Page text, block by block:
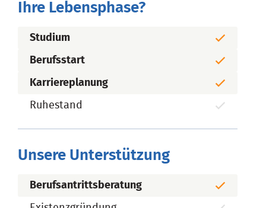
Ihre Lebensphase?
Studium
Berufsstart
Karriereplanung
Ruhestand
Unsere Unterstützung
Berufsantrittsberatung